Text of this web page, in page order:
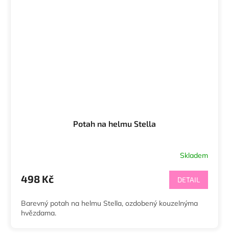
Potah na helmu Stella
Skladem
498 Kč DETAIL
Barevný potah na helmu Stella, ozdobený kouzelnýma
hvězdama.